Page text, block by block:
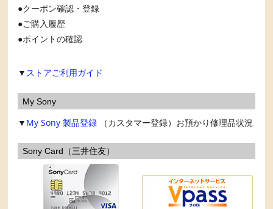
クーポン確認・登録
ご購入履歴
ポイントの確認
▼ ストアご利用ガイド
My Sony
▼ My Sony 製品登録 （カスタマー登録）お預かり修理品状況
Sony Card（三井住友）